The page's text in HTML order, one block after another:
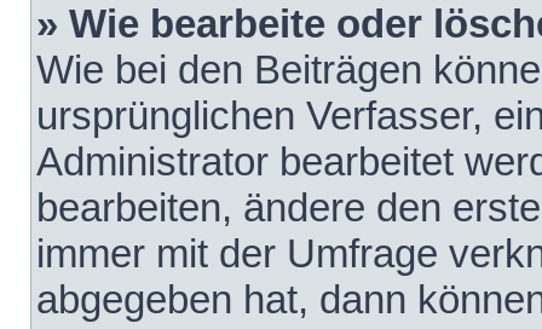
» Wie bearbeite oder
Wie bei den Beiträgen
ursprünglichen Verfasser,
Administrator bearbeitet
bearbeiten, ändere den
immer mit der Umfrage
abgegeben hat, dann